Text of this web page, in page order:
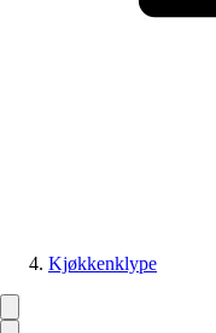
Kjøkkenklype